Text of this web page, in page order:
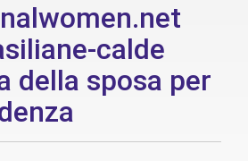
calde
della sposa per